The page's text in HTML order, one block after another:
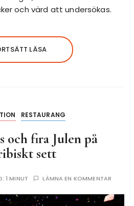
och värd att undersökas.
LÄSA
RESTAURANG
och fira Julen på
sett
1 MINUT LÄMNA EN KOMMENTAR